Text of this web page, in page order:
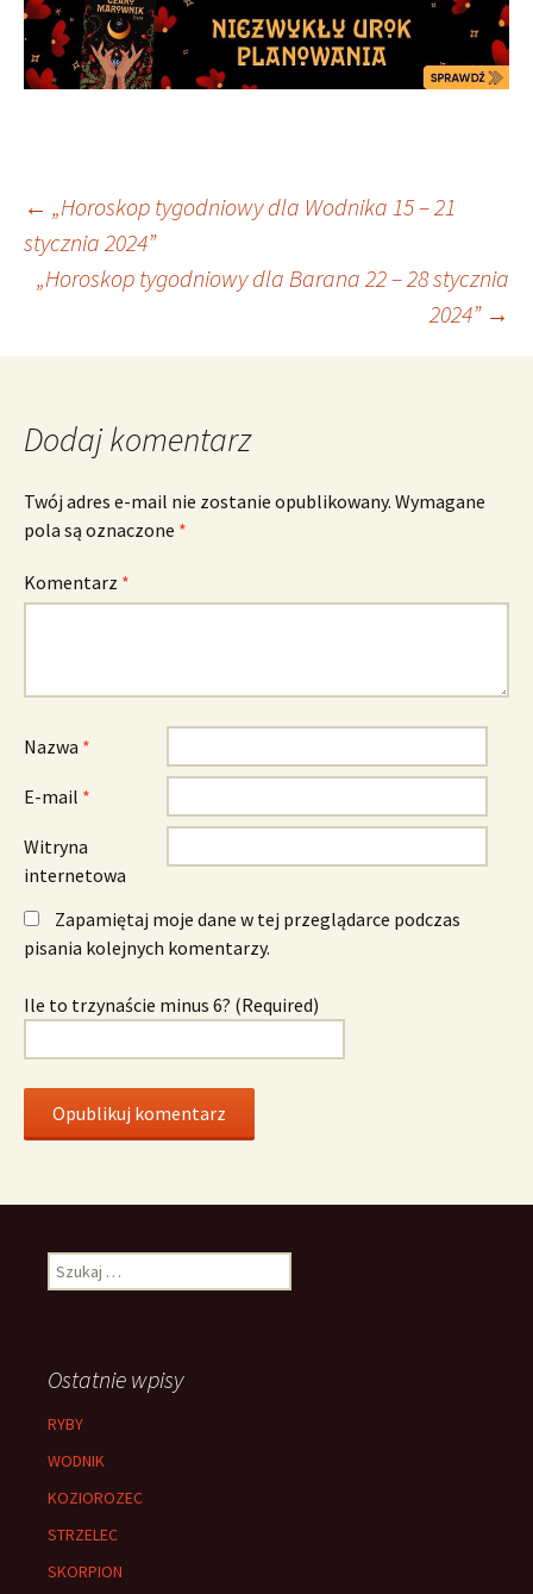
Nawigacja
wpisu
← „Horoskop tygodniowy dla Wodnika 15 – 21
stycznia 2024”
„Horoskop tygodniowy dla Barana 22 – 28 stycznia
2024” →
Dodaj komentarz
Twój adres e-mail nie zostanie opublikowany. Wymagane
pola są oznaczone *
Komentarz *
Nazwa *
E-mail *
Witryna
internetowa
Zapamiętaj moje dane w tej przeglądarce podczas
pisania kolejnych komentarzy.
Ile to trzynaście minus 6? (Required)
Szukaj:
Ostatnie wpisy
RYBY
WODNIK
KOZIOROZEC
STRZELEC
SKORPION